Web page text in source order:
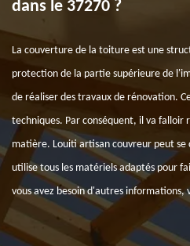
dans le 37270 ?
La couverture de la toiture est une
protection de la partie supérieure de
de réaliser des travaux de rénovation.
techniques. Par conséquent, il va falloir
matière. Louiti artisan couvreur peut
utilise tous les matériels adaptés pour
vous avez besoin d'autres informations,